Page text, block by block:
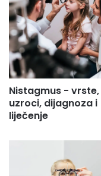
e
s
u
.
.
.
Nistagmus - vrste,
uzroci, dijagnoza i
liječenje